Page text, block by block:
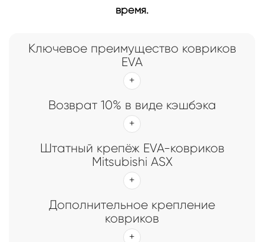
время.
Ключевое преимущество ковриков
EVA
Возврат 10% в виде кэшбэка
Штатный крепёж EVA-ковриков
Mitsubishi ASX
Дополнительное крепление
ковриков